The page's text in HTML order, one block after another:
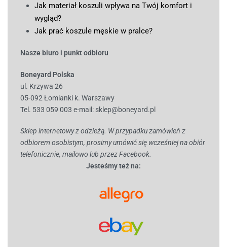
Jak materiał koszuli wpływa na Twój komfort i
wygląd?
Jak prać koszule męskie w pralce?
Nasze biuro i punkt odbioru
Boneyard Polska
ul. Krzywa 26
05-092 Łomianki k. Warszawy
Tel. 533 059 003 e-mail: sklep@boneyard.pl
Sklep internetowy z odzieżą. W przypadku zamówień z
odbiorem osobistym, prosimy umówić się wcześniej na obiór
telefonicznie, mailowo lub przez Facebook.
Jesteśmy też na: